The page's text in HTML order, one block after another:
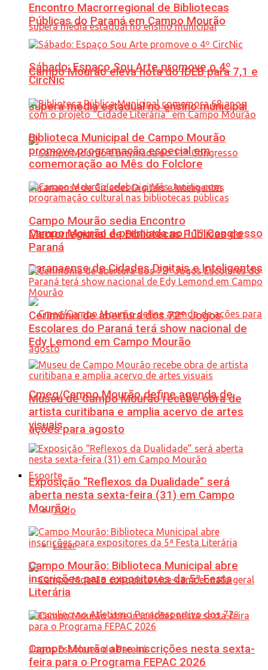
Campo Mourão eleva nota do IDEB para 7,1 e
supera média estadual no ensino municipal
Campo Mourão é premiada no 11º Congresso
Paranaense de Cidades Digitais e Inteligentes
Cmeg/Campo Mourão define agenda de
ações para agosto
Esporte
Tudo
Lazer
Encontro Macrorregional de Bibliotecas
Públicas do Paraná em Campo Mourão
Sábado: Espaço Sou Arte promove o 4º
CircNic
Biblioteca Municipal de Campo Mourão
promove programação especial em
comemoração ao Mês do Folclore
Campo Mourão sedia Encontro
Macrorregional de Bibliotecas Públicas do
Paraná
Cerimônia de abertura dos 72º Jogos
Escolares do Paraná terá show nacional de
Edy Lemond em Campo Mourão
Museu de Campo Mourão recebe obra de
artista curitibana e amplia acervo de artes
visuais
Exposição “Reflexos da Dualidade” será
aberta nesta sexta-feira (31) em Campo
Mourão
Campo Mourão: Biblioteca Municipal abre
inscrições para expositores da 5ª Festa
Literária
Campo Mourão abre inscrições nesta sexta-
feira para o Programa FEPAC 2026